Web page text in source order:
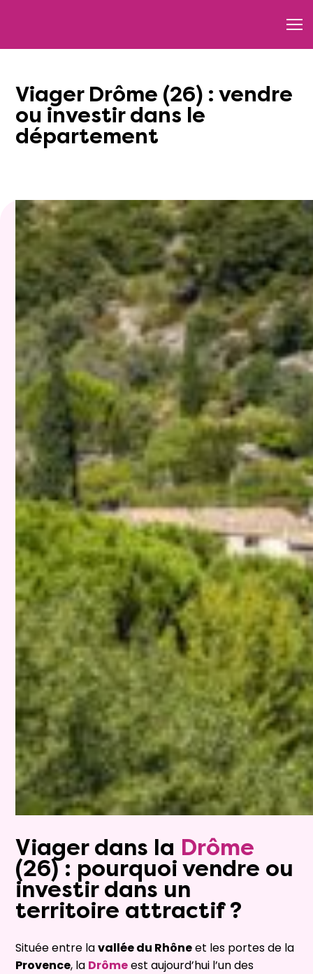
Viager Drôme (26) : vendre
ou investir dans le
département
Viager dans la Drôme
(26) : pourquoi vendre ou
investirdans un
territoire attractif ?
Située entre lavallée du Rhôneet les portes de la
Provence, la Drômeest aujourd’hui l’un des